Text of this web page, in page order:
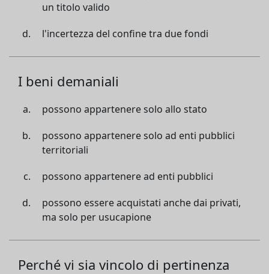
un titolo valido
l'incertezza del confine tra due fondi
I beni demaniali
possono appartenere solo allo stato
possono appartenere solo ad enti pubblici
territoriali
possono appartenere ad enti pubblici
possono essere acquistati anche dai privati,
ma solo per usucapione
Perché vi sia vincolo di pertinenza